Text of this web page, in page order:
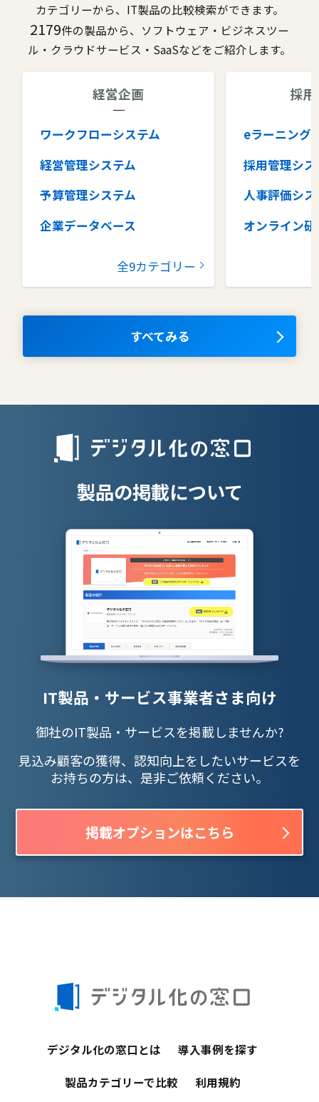
カテゴリーから、IT製品の比較検索ができます。
2179件の製品から、ソフトウェア・ビジネスツー
ル・クラウドサービス・SaaSなどをご紹介します。
経営企画
ワークフローシステム
経営管理システム
予算管理システム
企業データベース
コラボレーションツール
ナレッジマネジメントツール
全9カテゴリー
採
eラーニング
採用管理シス
人事評価シス
オンライン研
タレントマ
OKRツール
授業支援シス
すべてみる
製品の掲載について
IT製品・サービス事業者さま向け
御社のIT製品・サービスを掲載しませんか?
見込み顧客の獲得、認知向上をしたいサービスを
お持ちの方は、是非ご依頼ください。
掲載オプションはこちら
デジタル化の窓口とは 導入事例を探す
製品カテゴリーで比較 利用規約